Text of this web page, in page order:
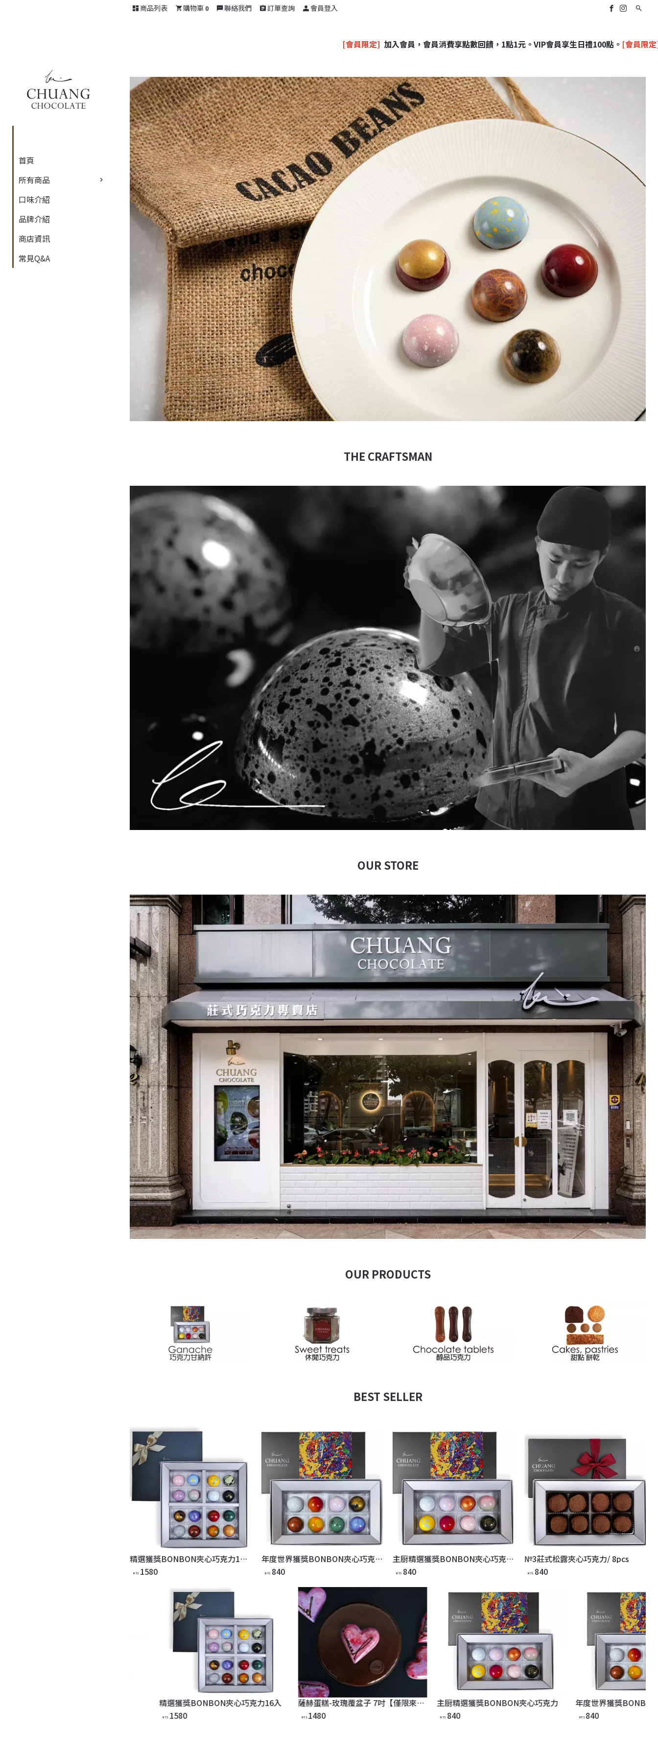
商品列表 購物車 0 聯絡我們 訂單查詢 會員登入
加入會員，會員消費享點數回饋，1點1元。VIP會員享生日禮100點。[會員限定]全店，滿NT$3500，即享
首頁
所有商品
口味介紹
品牌介紹
商店資訊
常見Q&A
THE CRAFTSMAN
OUR STORE
OUR PRODUCTS
BEST SELLER
精選獲獎BONBON夾心巧克力16入
NT$ 1580
年度世界獲獎BONBON夾心巧克力
NT$ 840
主厨精選獲獎BONBON夾心巧克力
NT$ 840
№3莊式松露夾心巧克力/ 8pcs
NT$ 840
精選獲獎BONBON夾心巧克力16入 薩赫蛋糕-玫瑰覆盆子 7吋【僅限來店自取】 主厨精選獲獎BONBON夾心巧克力 年度世界獲獎BONBON夾心巧克力 人氣